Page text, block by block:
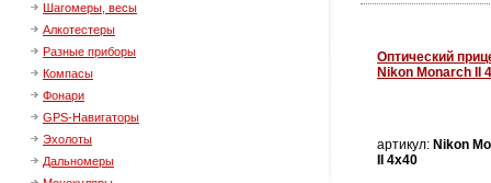
Шагомеры, весы
Алкотестеры
Разные приборы
Компасы
Фонари
GPS-Навигаторы
Эхолоты
Дальномеры
Оптический
Nikon Monarch II
артикул: Nikon
II 4x40